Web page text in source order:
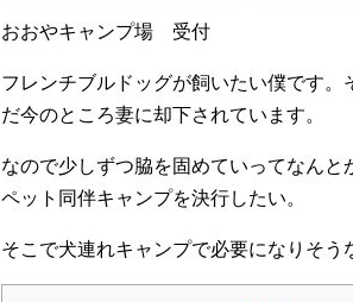
おおやキャンプ場 受付
フレンチブルドッグが飼いたい僕です
だ今のところ妻に却下されています。
なので少しずつ脇を固めていってなん
ペット同伴キャンプを決行したい。
そこで犬連れキャンプで必要になりそう